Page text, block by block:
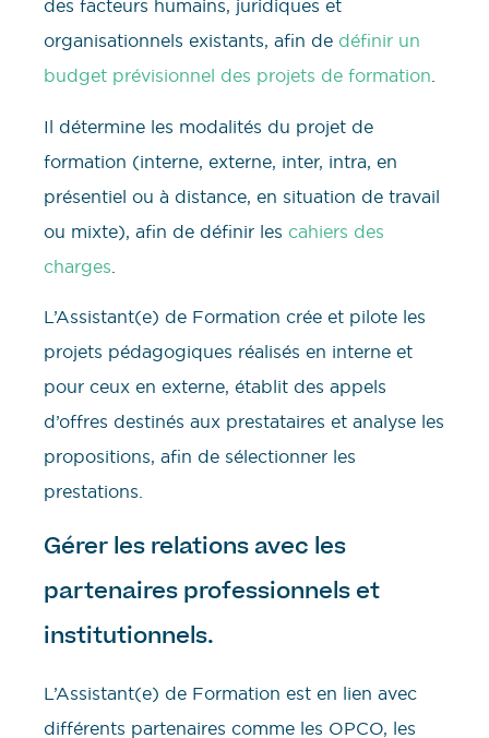
des facteurs humains, juridiques et
organisationnels existants, afin de définir un
budget prévisionnel des projets de formation.
Il détermine les modalités du projet de
formation (interne, externe, inter, intra, en
présentiel ou à distance, en situation de travail
ou mixte), afin de définir les cahiers des
charges
L’Assistant(e) de Formation crée et pilote les
projets pédagogiques réalisés en interne et
pour ceux en externe, établit des appels
d’offres destinés aux prestataires et analyse les
propositions, afin de sélectionner les
prestations.
Gérer les relations avec les
partenaires professionnels et
institutionnels.
L’Assistant(e) de Formation est en lien avec
différents partenaires comme les OPCO, les